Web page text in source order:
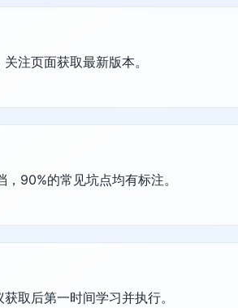
注页面获取最新版本。
90%的常见坑点均有标注。
取后第一时间学习并执行。